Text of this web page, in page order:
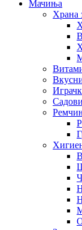
Мачиња
Храна